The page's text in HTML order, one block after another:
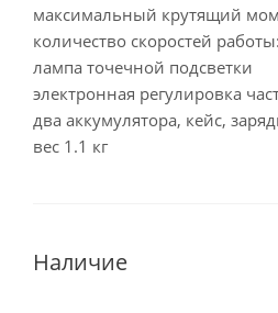
максимальный крутящий
количество скоростей
лампа точечной подсветки
электронная регулировка
два аккумулятора, кейс,
вес 1.1 кг
Наличие